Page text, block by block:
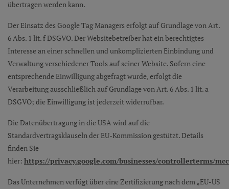
übertragen werden kann.
Der Einsatz des Google Tag Managers erfolgt auf Grundlage von Art.
6 Abs. 1 lit. f DSGVO. Der Websitebetreiber hat ein berechtigtes
Interesse an einer schnellen und unkomplizierten Einbindung und
Verwaltung verschiedener Tools auf seiner Website. Sofern eine
entsprechende Einwilligung abgefragt wurde, erfolgt die
Verarbeitung ausschließlich auf Grundlage von Art. 6 Abs. 1 lit. a
DSGVO; die Einwilligung ist jederzeit widerrufbar.
Die Datenübertragung in die USA wird auf die
Standardvertragsklauseln der EU-Kommission gestützt. Details
finden Sie
hier: https://privacy.google.com/businesses/controllerterms/
Das Unternehmen verfügt über eine Zertifizierung nach dem „EU-US